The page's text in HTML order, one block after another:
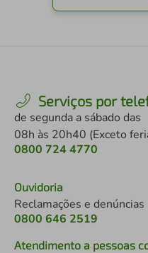
Serviços por
de segunda a sábado das
08h às 20h40 (Exceto
0800 724 4770
Ouvidoria
Reclamações e denúncias
0800 646 2519
Atendimento a pessoas